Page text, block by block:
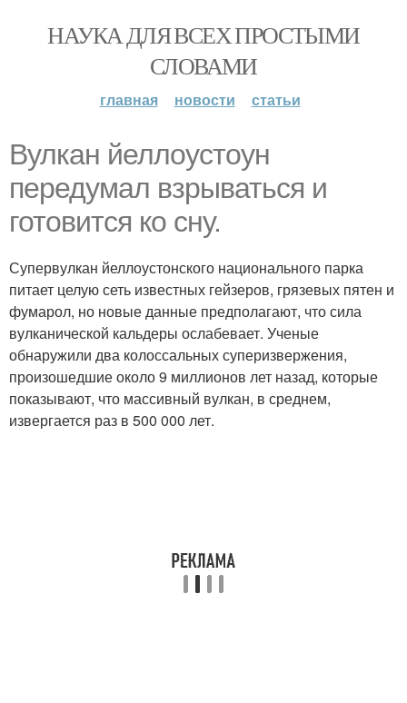
НАУКА ДЛЯ ВСЕХ ПРОСТЫМИ
СЛОВАМИ
главная новости статьи
Вулкан йеллоустоун
передумал взрываться и
готовится ко сну.
Супервулкан йеллоустонского национального парка
питает целую сеть известных гейзеров, грязевых пятен и
фумарол, но новые данные предполагают, что сила
вулканической кальдеры ослабевает. Ученые
обнаружили два колоссальных суперизвержения,
произошедшие около 9 миллионов лет назад, которые
показывают, что массивный вулкан, в среднем,
извергается раз в 500 000 лет.